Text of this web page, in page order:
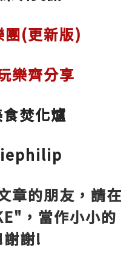
團(更新版)
樂齊分享
焚化爐
章的朋友，請在
，當作小小的
謝!